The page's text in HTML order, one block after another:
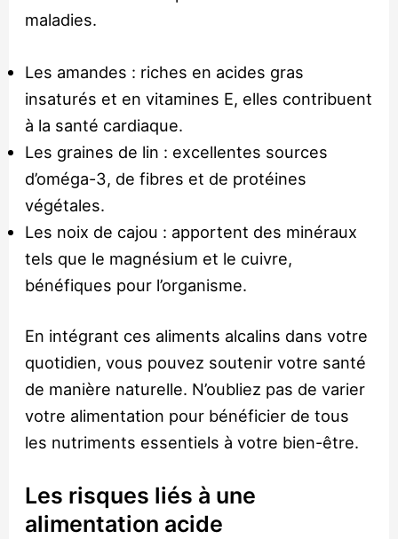
maladies.
Les amandes : riches en acides gras
insaturés et en vitamines E, elles contribuent
à la santé cardiaque.
Les graines de lin : excellentes sources
d’oméga-3, de fibres et de protéines
végétales.
Les noix de cajou : apportent des minéraux
tels que le magnésium et le cuivre,
bénéfiques pour l’organisme.
En intégrant ces aliments alcalins dans votre
quotidien, vous pouvez soutenir votre santé
de manière naturelle. N’oubliez pas de varier
votre alimentation pour bénéficier de tous
les nutriments essentiels à votre bien-être.
Les risques liés à une
alimentation acide